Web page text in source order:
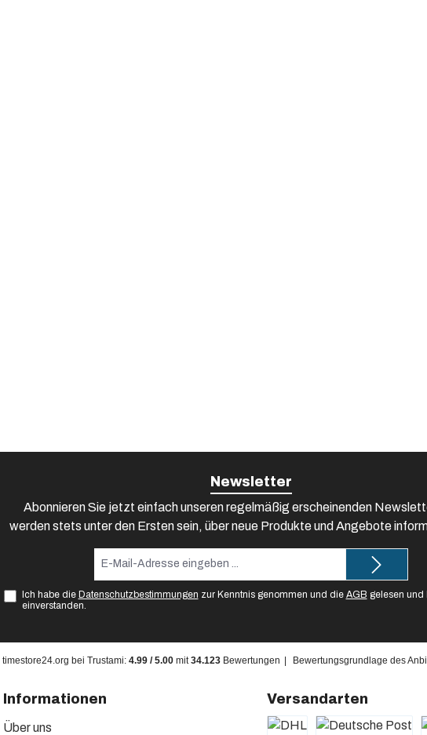
timestore24.org bei Trustami: 4.99/5.00mit34.123 Bewertungen Bewertungsgrundlage des
Newsletter
Abonnieren Sie jetzt einfach unseren regelmäßig erscheinenden
werden stets unter den Ersten sein, über neue Produkte und Angebote
Mail-
Adresse*
Ich habe die Datenschutzbestimmungen zur Kenntnis genommen und die AGB gelesen und
einverstanden.
Informationen
Über uns
Versandarten